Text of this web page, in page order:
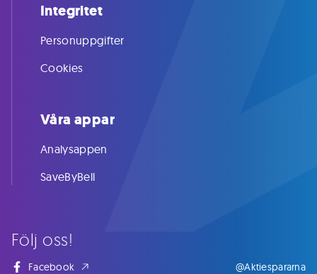
Följ oss!
Facebook @Aktiespararna
Integritet
Personuppgifter
Cookies
Våra appar
Analysappen
SaveByBell